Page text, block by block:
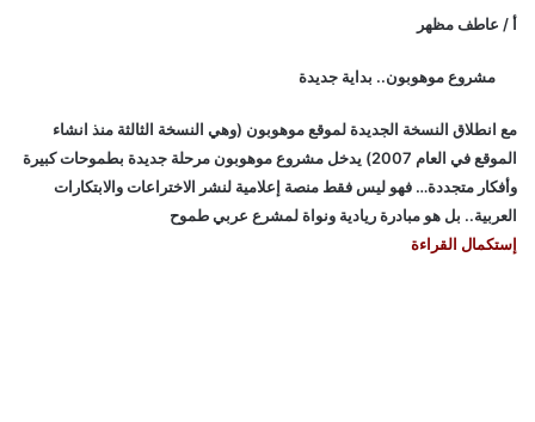
أ / عاطف مظهر
مشروع موهوبون.. بداية جديدة
مع انطلاق النسخة الجديدة لموقع موهوبون (وهي النسخة الثالثة منذ انشاء
الموقع في العام 2007) يدخل مشروع موهوبون مرحلة جديدة بطموحات كبيرة
وأفكار متجددة… فهو ليس فقط منصة إعلامية لنشر الاختراعات والابتكارات
العربية.. بل هو مبادرة ريادية ونواة لمشرع عربي طموح
إستكمال القراءة